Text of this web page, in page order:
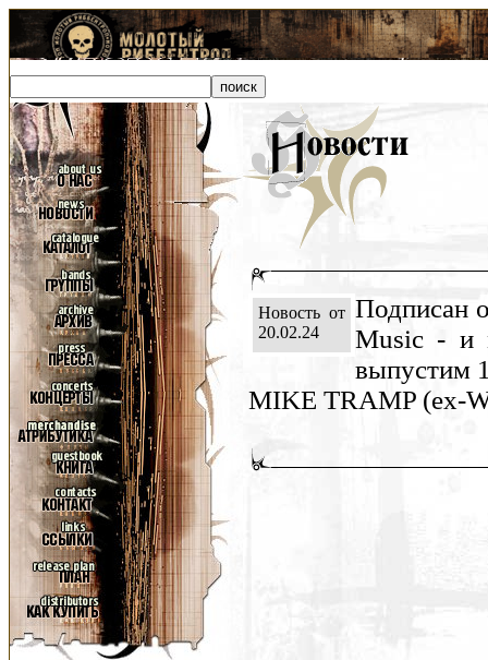
Новость от
20.02.24
Подписан
Music - и
выпустим
MIKE TRAMP (ex-